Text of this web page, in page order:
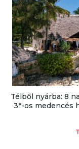
Télből nyárba: 8
3*-os medencés